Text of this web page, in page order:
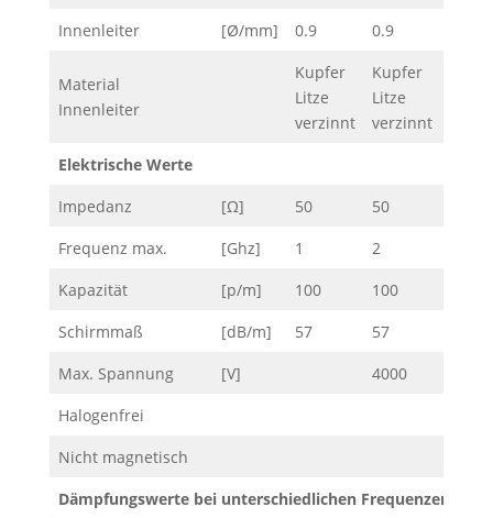
Innenleiter
[Ø/mm] 0.9 0.9
Material
Innenleiter
Kupfer
Litze
verzinnt
Kupfer
Litze
verzinnt
Elektrische Werte
Impedanz
[Ω] 50 50
Frequenz max.
[Ghz] 1 2
Kapazität
[p/m] 100 100
Schirmmaß
[dB/m] 57 57
Max. Spannung
[V]
4000
Halogenfrei
Nicht magnetisch
Dämpfungswerte bei unterschiedlichen Frequenzen